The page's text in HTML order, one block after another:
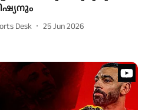
Desk 25 Jun 2026